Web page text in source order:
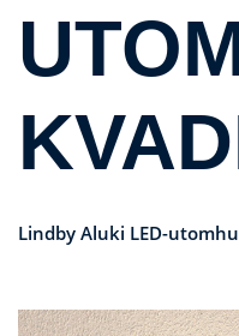
Lindby Aluki LED-